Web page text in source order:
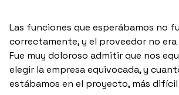
Las funciones que esperábamos no
correctamente, y el proveedor no era
Fue muy doloroso admitir que nos
elegir la empresa equivocada, y
estábamos en el proyecto, más